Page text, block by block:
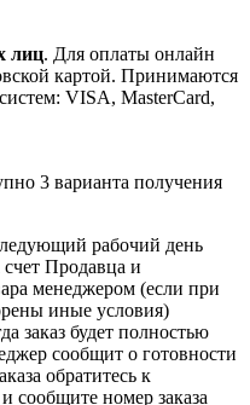
лиц. Для оплаты онлайн
картой. Принимаются
VISA, MasterCard,
3 варианта получения
рабочий день
Продавца и
менеджером (если при
иные условия)
заказ будет полностью
сообщит о готовности
обратитесь к
сообщите номер заказа